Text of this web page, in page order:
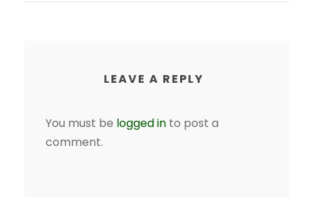
LEAVE A REPLY
You must be logged in to post a
comment.